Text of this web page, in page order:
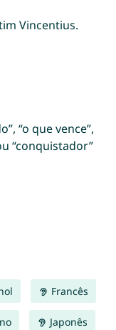
Vincentius.
“o que vence”,
“conquistador”
Francês
Japonês